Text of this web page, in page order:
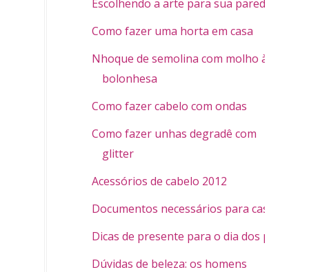
Escolhendo a arte para sua parede
Como fazer uma horta em casa
Nhoque de semolina com molho à
bolonhesa
Como fazer cabelo com ondas
Como fazer unhas degradê com
glitter
Acessórios de cabelo 2012
Documentos necessários para casar
Dicas de presente para o dia dos pais
Dúvidas de beleza: os homens